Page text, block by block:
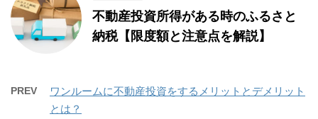
不動産投資所得がある時のふるさと
納税【限度額と注意点を解説】
PREV
ワンルームに不動産投資をするメリットとデメリット
とは？